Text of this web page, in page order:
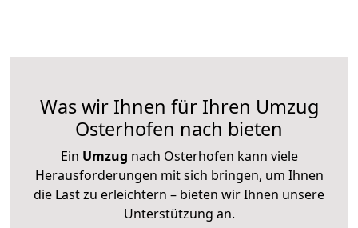
Was wir Ihnen für Ihren Umzug
Osterhofen nach bieten
Ein Umzug nach Osterhofen kann viele
Herausforderungen mit sich bringen, um Ihnen
die Last zu erleichtern – bieten wir Ihnen unsere
Unterstützung an.